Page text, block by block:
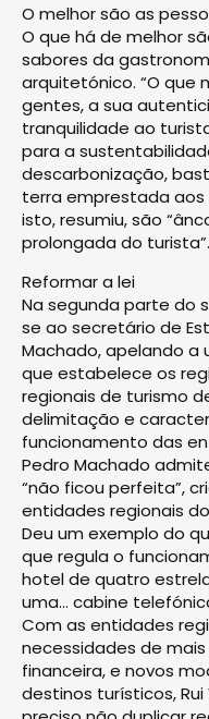
O melhor são as
O que há de melhor
sabores da
arquitetónico. “O que
gentes, a sua
tranquilidade ao
para a
descarbonização,
terra emprestada aos
isto, resumiu, são
prolongada do turista”.
Reformar a lei
Na segunda parte do
se ao secretário de
Machado, apelando a
que estabelece os
regionais de turismo
delimitação e
funcionamento das
Pedro Machado
“não ficou perfeita”,
entidades regionais
Deu um exemplo do
que regula o
hotel de quatro
uma… cabine
Com as entidades
necessidades de
financeira, e novos
destinos turísticos,